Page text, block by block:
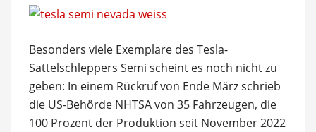
Besonders viele Exemplare des Tesla-
Sattelschleppers Semi scheint es noch nicht zu
geben: In einem Rückruf von Ende März schrieb
die US-Behörde NHTSA von 35 Fahrzeugen, die
100 Prozent der Produktion seit November 2022